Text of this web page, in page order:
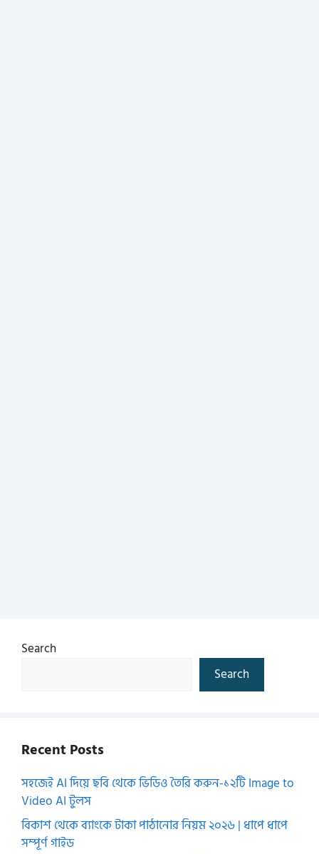
Search
Search
Recent Posts
সহজেই AI দিয়ে ছবি থেকে ভিডিও তৈরি করুন-১২টি Image to
Video AI টুলস
বিকাশ থেকে ব্যাংকে টাকা পাঠানোর নিয়ম ২০২৬ | ধাপে ধাপে
সম্পূর্ণ গাইড